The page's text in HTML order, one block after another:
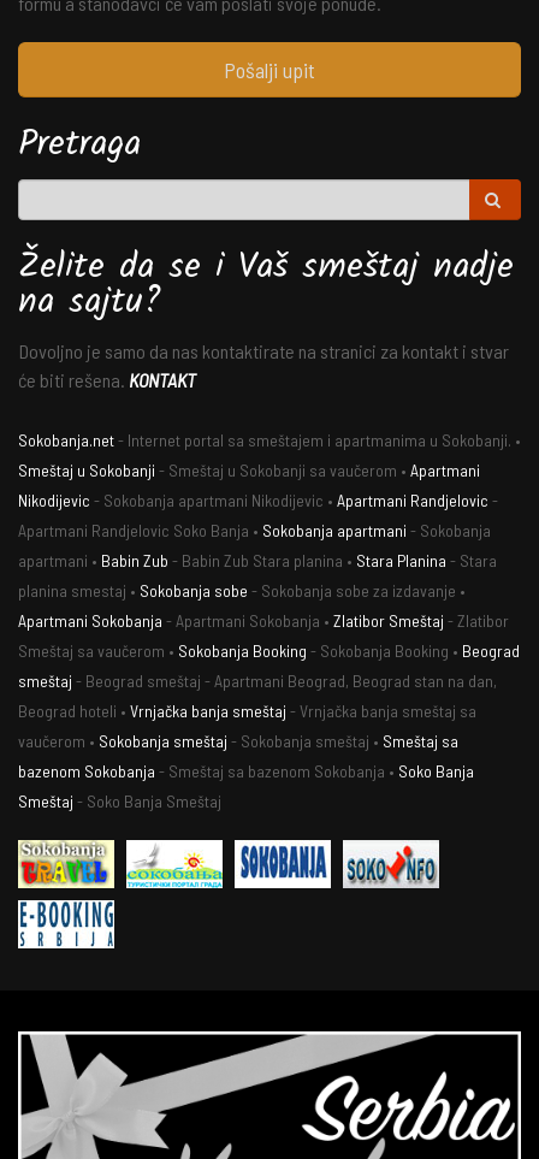
Pošalji upit
Pretraga
Želite da se i Vaš smeštaj nadje
na sajtu?
Dovoljno je samo da nas kontaktirate na stranici za kontakt i stvar
će biti rešena. KONTAKT
Sokobanja.net- Internet portal sa smeštajem i apartmanima u Sokobanji. •
Smeštaj u Sokobanji - Smeštaj u Sokobanji sa vaučerom • Apartmani
Nikodijevic - Sokobanja apartmani Nikodijevic • Apartmani Randjelovic -
Apartmani Randjelovic Soko Banja • Sokobanja apartmani - Sokobanja
apartmani • Babin Zub - Babin Zub Stara planina • Stara Planina - Stara
planina smestaj • Sokobanja sobe - Sokobanja sobe za izdavanje •
Apartmani Sokobanja - Apartmani Sokobanja • Zlatibor Smeštaj - Zlatibor
Smeštaj sa vaučerom • Sokobanja Booking - Sokobanja Booking • Beograd
smeštaj - Beograd smeštaj - Apartmani Beograd, Beograd stan na dan,
Beograd hoteli • Vrnjačka banja smeštaj - Vrnjačka banja smeštaj sa
vaučerom • Sokobanja smeštaj - Sokobanja smeštaj • Smeštaj sa
bazenom Sokobanja - Smeštaj sa bazenom Sokobanja • Soko Banja
Smeštaj - Soko Banja Smeštaj